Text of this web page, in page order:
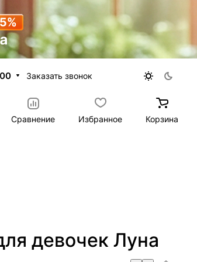
Заказать звонок
Сравнение Избранное Корзина
девочек Луна